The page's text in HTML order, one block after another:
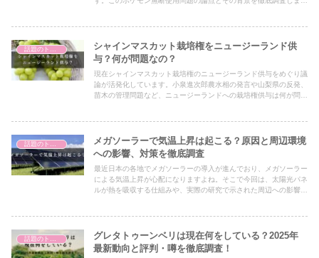
話題のトピック
シャインマスカット栽培権をニュージーランド供
与？何が問題なの？
現在シャインマスカット栽培権のニュージーランド供与をめぐり議
論が活発化しています。小泉進次郎農水相の発言や山梨県の反発、
苗木の管理問題など、ニュージーランドへの栽培権供与は何が問題
話題のトピック
メガソーラーで気温上昇は起こる？原因と周辺環境
への影響、対策を徹底調査
最近日本の各地でメガソーラーの導入が進んでおり、メガソーラー
による気温上昇が心配になりますよね。そこで今回は、太陽光パネ
ルが熱を吸収する仕組みや、実際の研究で示された周辺への影響を
グレタトゥーンベリは現在何をしている？2025年
最新動向と評判・噂を徹底調査！